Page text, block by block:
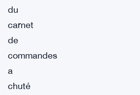
du
carnet
de
commandes
a
chuté